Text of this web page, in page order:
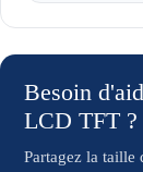
Besoin
LCD TFT ?
Partagez la taille